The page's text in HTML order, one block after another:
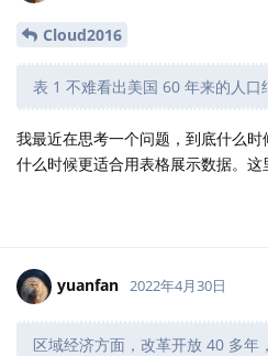
Cloud2016
表 1 不难看出美国 60 年来的人口
我最近在思考一个问题，到底什么
什么时候更适合用表格展示数据。这
yuanfan 2022年4月30日
区域经济方面，改革开放 40 多年